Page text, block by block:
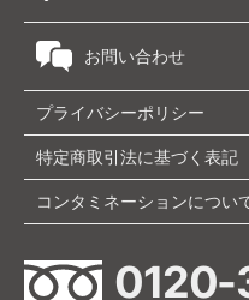
お問い合わせ
プライバシーポリシー
特定商取引法に基づく表記
コンタミネーションについ
0120-